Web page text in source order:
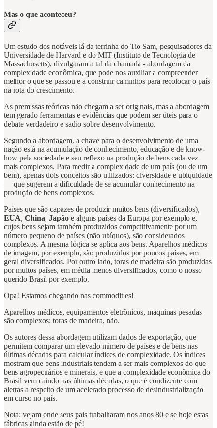
Mas o que aconteceu?
Um estudo dos notáveis lá da terrinha do Tio Sam, pesquisadores da
Universidade de Harvard e do MIT (Instituto de Tecnologia de
Massachusetts), divulgaram a tal da chamada - abordagem da
complexidade econômica, que pode nos auxiliar a compreender
melhor o que se passou e a construir caminhos para recolocar o país
na rota do crescimento.
As premissas teóricas não chegam a ser originais, mas a abordagem
tem gerado ferramentas e evidências que podem ser úteis para o
debate verdadeiro e sadio sobre desenvolvimento.
Segundo a abordagem, a chave para o desenvolvimento de uma
nação está na acumulação de conhecimento, educação e de know-
how pela sociedade e seu reflexo na produção de bens cada vez
mais complexos. Para medir a complexidade de um país (ou de um
bem), apenas dois conceitos são utilizados: diversidade e ubiquidade
— que sugerem a dificuldade de se acumular conhecimento na
produção de bens complexos.
Países que são capazes de produzir muitos bens (diversificados),
EUA, China, Japão e alguns países da Europa por exemplo e,
cujos bens sejam também produzidos competitivamente por um
número pequeno de países (não ubíquos), são considerados
complexos. A mesma lógica se aplica aos bens. Aparelhos médicos
de imagem, por exemplo, são produzidos por poucos países, em
geral diversificados. Por outro lado, toras de madeira são produzidas
por muitos países, em média menos diversificados, como o nosso
querido Brasil por exemplo.
Opa! Estamos chegando nas commodities!
Aparelhos médicos, equipamentos eletrônicos, máquinas pesadas
são complexos; toras de madeira, não.
Os autores dessa abordagem utilizam dados de exportação, que
permitem comparar um elevado número de países e de bens nas
últimas décadas para calcular índices de complexidade. Os índices
mostram que bens industriais tendem a ser mais complexos do que
bens agropecuários e minerais, e que a complexidade econômica do
Brasil vem caindo nas últimas décadas, o que é condizente com
alertas a respeito de um acelerado processo de desindustrialização
em curso no país.
Nota: vejam onde seus pais trabalharam nos anos 80 e se hoje estas
fábricas ainda estão de pé!